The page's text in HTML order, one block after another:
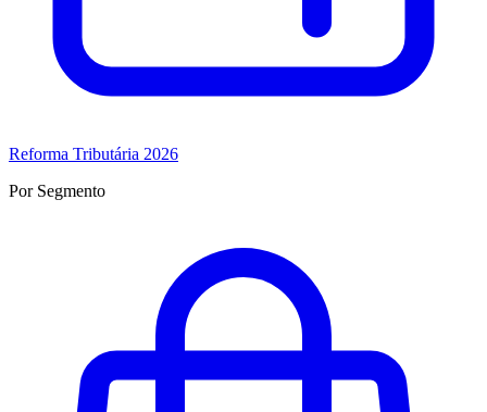
Reforma Tributária 2026
Por Segmento